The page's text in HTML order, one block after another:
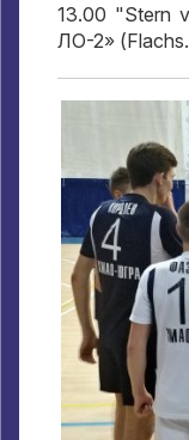
13.00 "Stern
ЛО-2» (Flachs.